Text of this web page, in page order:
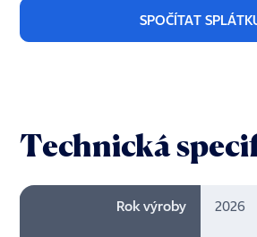
SPOČÍTAT
Technická
Rok výroby 2026